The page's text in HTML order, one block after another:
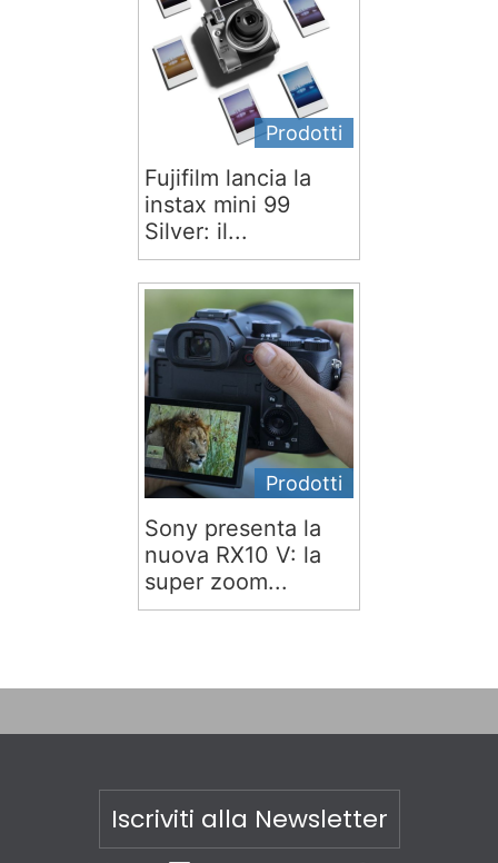
Prodotti
Fujifilm lancia la
instax mini 99
Silver: il...
Prodotti
Sony presenta la
nuova RX10 V: la
super zoom...
Iscriviti alla Newsletter